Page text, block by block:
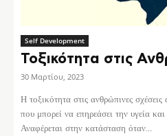
Self Development
Τοξικότητα στις
30 Μαρτίου, 2023
Η τοξικότητα στις ανθρώπινες
που μπορεί να επηρεάσει την υγεία
Αναφέρεται στην κατάσταση όταν...